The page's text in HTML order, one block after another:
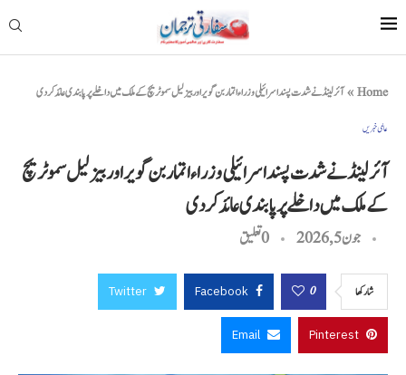
Home
»آئرلینڈ نے شدت پسند اسرائیلی وزراء اتمار بن گویر اور بیزلیل سموٹریچ کے ملک میں داخلے پر پابندی عائد کر دی
عالمی خبریں
آئرلینڈ نے شدت پسند اسرائیلی وزراء اتمار بن گویر اور بیزلیل سموٹریچ
کے ملک میں داخلے پر پابندی عائد کر دی
جون 5, 2026 0 تعليق
شاركها 0
Facebook
Twitter
Pinterest
Email